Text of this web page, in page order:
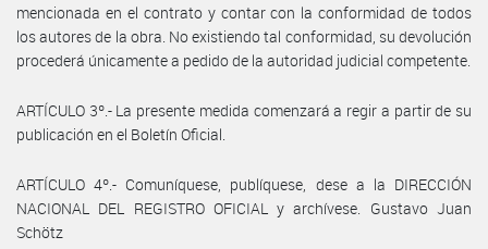
mencionada en el contrato y contar con la conformidad de todos
los autores de la obra. No existiendo tal conformidad, su devolución
procederá únicamente a pedido de la autoridad judicial competente.
ARTÍCULO 3º.- La presente medida comenzará a regir a partir de su
publicación en el Boletín Oficial.
ARTÍCULO 4º.- Comuníquese, publíquese, dese a la DIRECCIÓN
NACIONAL DEL REGISTRO OFICIAL y archívese. Gustavo Juan
Schötz